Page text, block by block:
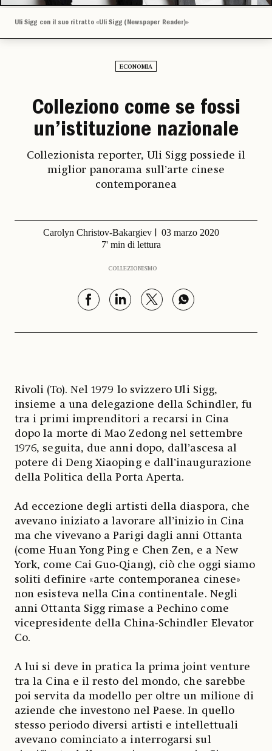
Uli Sigg con il suo ritratto «Uli Sigg (Newspaper Reader)»
ECONOMIA
Colleziono come se fossi
un’istituzione nazionale
Collezionista reporter, Uli Sigg possiede il
miglior panorama sull’arte cinese
contemporanea
Carolyn Christov-Bakargiev
03 marzo 2020
7' min di lettura
COLLEZIONISMO
Rivoli (To). Nel 1979 lo svizzero Uli Sigg,
insieme a una delegazione della Schindler, fu
tra i primi imprenditori a recarsi in Cina
dopo la morte di Mao Zedong nel settembre
1976, seguita, due anni dopo, dall’ascesa al
potere di Deng Xiaoping e dall’inaugurazione
della Politica della Porta Aperta.
Ad eccezione degli artisti della diaspora, che
avevano iniziato a lavorare all’inizio in Cina
ma che vivevano a Parigi dagli anni Ottanta
(come Huan Yong Ping e Chen Zen, e a New
York, come Cai Guo-Qiang), ciò che oggi siamo
soliti definire «arte contemporanea cinese»
non esisteva nella Cina continentale. Negli
anni Ottanta Sigg rimase a Pechino come
vicepresidente della China-Schindler Elevator
Co.
A lui si deve in pratica la prima joint venture
tra la Cina e il resto del mondo, che sarebbe
poi servita da modello per oltre un milione di
aziende che investono nel Paese. In quello
stesso periodo diversi artisti e intellettuali
avevano cominciato a interrogarsi sul